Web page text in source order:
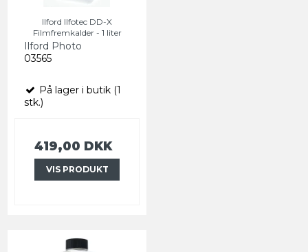
Ilford Ilfotec DD-X
Filmfremkalder - 1 liter
Ilford Photo
03565
På lager i butik (1
stk.)
419,00 DKK
VIS PRODUKT